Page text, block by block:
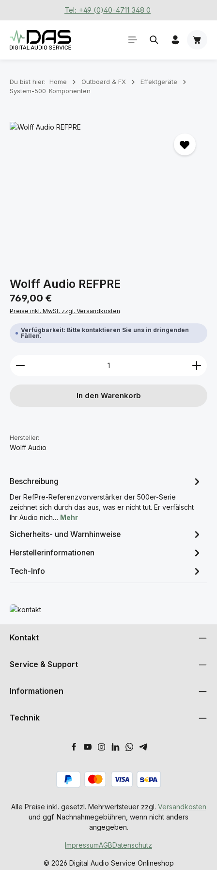
Zum Hauptinhalt springenTel: +49 (0)40-4711 348 0
Du bist hier: Home Outboard & FX
Effektgeräte
System-500-Komponenten
Bildergalerie überspringen
Wolff Audio REFPRE
Regulärer Preis:
769,00 €
Preise inkl. MwSt. zzgl. Versandkosten
Verfügbarkeit: Bitte kontaktieren Sie uns in dringenden
Fällen.
Produkt Anzahl: Gib den gewünschten Wert ein
In den Warenkorb
Hersteller:
Wolff Audio
Beschreibung
Der RefPre-Referenzvorverstärker der 500er-Serie
zeichnet sich durch das aus, was er nicht tut. Er verfälscht
Ihr Audio nich… Mehr
Sicherheits- und Warnhinweise
Herstellerinformationen
Tech-Info
Mehr erfahren
Kontakt
Service & Support
Informationen
Technik
Alle Preise inkl. gesetzl. Mehrwertsteuer zzgl. Versandkosten
und ggf. Nachnahmegebühren, wenn nicht anders
angegeben.
© 2026 Digital Audio Service Onlineshop
ImpressumAGBDatenschutz